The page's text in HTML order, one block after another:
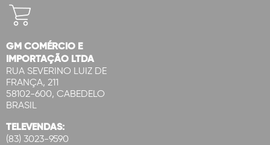
GM COMÉRCIO E
IMPORTAÇÃO LTDA
RUA SEVERINO LUIZ DE
FRANÇA, 211
58102-600, CABEDELO
BRASIL
TELEVENDAS:
(83) 3023-9590